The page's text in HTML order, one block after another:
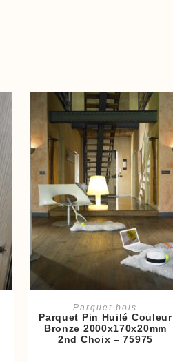
Parquet bois
Parquet Pin Huilé Couleur
Bronze 2000x170x20mm
2nd Choix – 75975